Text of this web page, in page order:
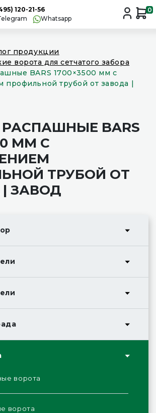
120-21-56
Whatsapp
0
продукции
ворота для сетчатого забора
BARS 1700×3500 мм с
профильной трубой от завода |
BARS
ММ С
ТРУБОЙ ОТ
ЗАВОД
ворота
ворота